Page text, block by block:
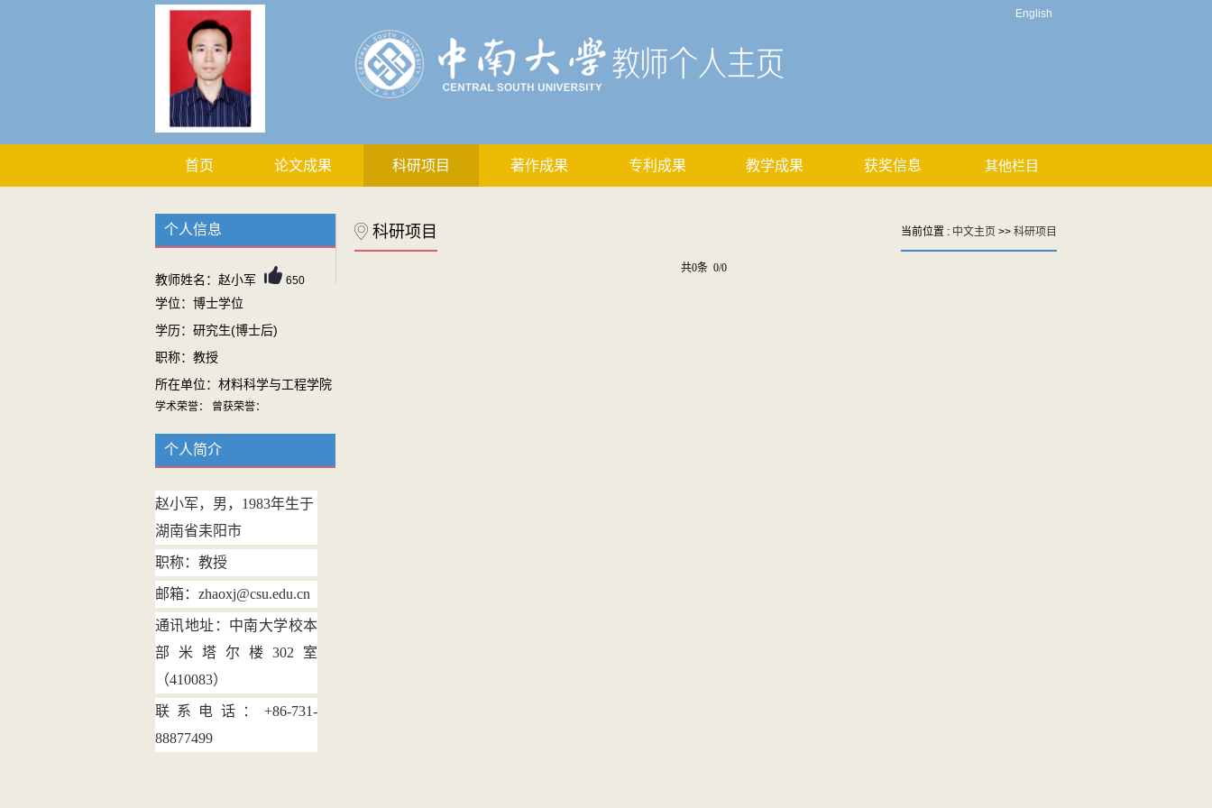
English
首页 论文成果 科研项目 著作成果 专利成果 教学成果 获奖信息 其他栏目
个人信息
教师姓名：赵小军 650
学位：博士学位
学历：研究生(博士后)
职称：教授
所在单位：材料科学与工程学院
学术荣誉： 曾获荣誉：
个人简介
赵小军，男， 1983年生于
湖南省耒阳市
职称：教授
邮箱： zhaoxj@csu.edu.cn
通讯地址：中南大学校本
部米塔尔楼 302 室
（410083）
联系电话： +86-731-
88877499
科研项目 当前位置 : 中文主页 >> 科研项目
共0条 0/0